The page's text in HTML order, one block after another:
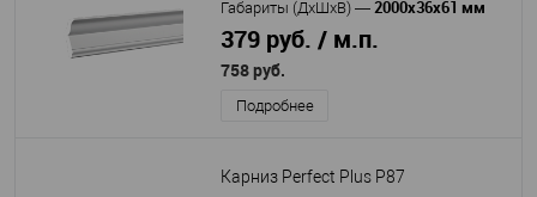
Габариты (ДхШхВ) — 2000х36х61 мм
379 руб. / м.п.
758 руб.
Подробнее
Карниз Perfect Plus P87